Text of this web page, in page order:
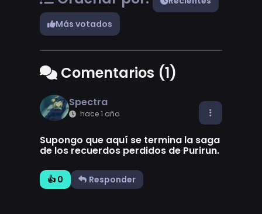
Más votados
Comentarios (1)
Spectra
hace 1 año
Supongo que aquí se termina la saga
de los recuerdos perdidos de Purirun.
👍 0 Responder